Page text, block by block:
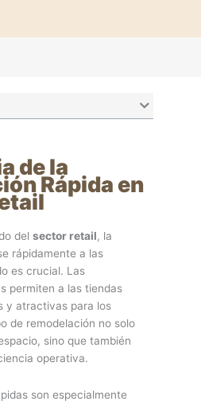
de la
Rápida en
del sector retail, la
rápidamente a las
es crucial. Las
permiten a las tiendas
y atractivas para los
de remodelación no solo
sino que también
operativa.
son especialmente